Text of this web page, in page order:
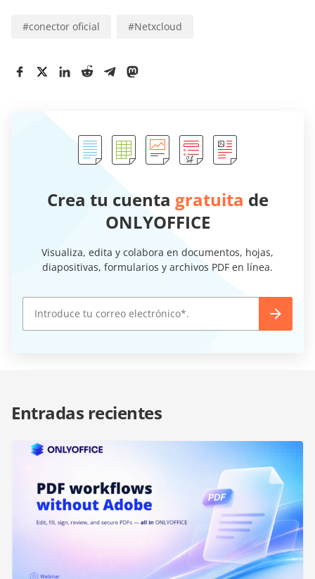
#conector oficial #Netxcloud
Crea tu cuenta gratuita de
ONLYOFFICE
Visualiza, edita y colabora en documentos, hojas,
diapositivas, formularios y archivos PDF en línea.
Entradas recientes